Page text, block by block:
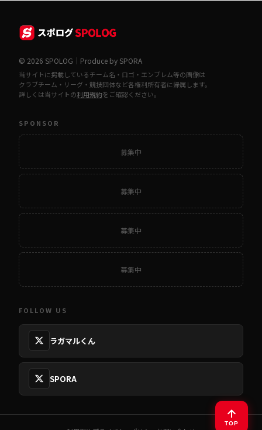
© 2026 SPOLOG｜Produce by SPORA
当サイトに掲載しているチーム名・ロゴ・エンブレム等の画像は
クラブチーム・リーグ・競技団体など各権利所有者に帰属します。
詳しくは当サイトの利用規約をご確認ください。
SPONSOR
募集中
募集中
募集中
募集中
FOLLOW US
ラガマルくん
SPORA
TOP